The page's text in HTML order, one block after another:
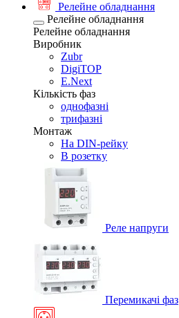
Релейне обладнання
Релейне обладнання
Релейне обладнання
Виробник
Zubr
DigiTOP
E.Next
Кількість фаз
однофазні
трифазні
Монтаж
На DIN-рейку
В розетку
Реле напруги
Перемикачі фаз